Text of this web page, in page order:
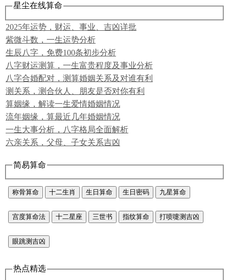
星尘在线算命
2025年运势，财运、事业、吉凶详批
紫微斗数，一生运势分析
生辰八字，免费100条初步分析
八字财运测算，一生富贵程度及事业分析
八字合婚配对，测算婚姻关系及对谁有利
测关系，测合伙人、朋友是否对你有利
算姻缘，解读一生爱情婚姻情况
流年姻缘，算最近几年婚姻情况
一生大事分析，八字格局全面解析
六亲关系，父母、子女关系吉凶
简易算命
称骨算命 十二生肖 生日算命 生日密码 九星算命
宫度算命法 十二星座 三世书 指纹算命 打喷嚏测吉凶
眼跳测吉凶
热点精选